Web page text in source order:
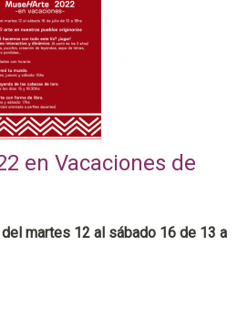
en Vacaciones de
martes 12 al sábado 16 de 13 a